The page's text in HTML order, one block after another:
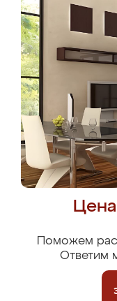
Поможем
Ответим